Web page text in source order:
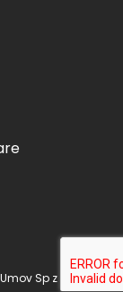
Sp z o.o.